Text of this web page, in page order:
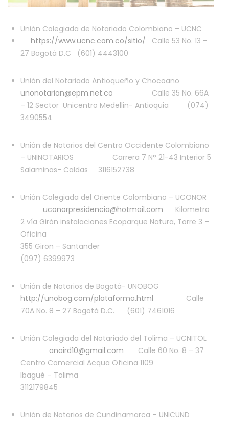
Unión Colegiada de Notariado Colombiano – UCNC
https://www.ucnc.com.co/sitio/ Calle 53 No. 13 –
27 Bogotá D.C (601) 4443100
Unión del Notariado Antioqueño y Chocoano
unonotarian@epm.net.co Calle 35 No. 66A
– 12 Sector Unicentro Medellin- Antioquia (074)
3490554
Unión de Notarios del Centro Occidente Colombiano
– UNINOTARIOS Carrera 7 N° 21-43 Interior 5
Salaminas- Caldas 3116152738
Unión Colegiada del Oriente Colombiano – UCONOR
uconorpresidencia@hotmail.com Kilometro
2 vía Girón instalaciones Ecoparque Natura, Torre 3 –
Oficina
355 Giron – Santander
(097) 6399973
Unión de Notarios de Bogotá- UNOBOG
http://unobog.com/plataforma.html Calle
70A No. 8 – 27 Bogotá D.C. (601) 7461016
Unión Colegiada del Notariado del Tolima – UCNITOL
anaird10@gmail.com Calle 60 No. 8 – 37
Centro Comercial Acqua Oficina 1109
Ibagué – Tolima
3112179845
Unión de Notarios de Cundinamarca – UNICUND